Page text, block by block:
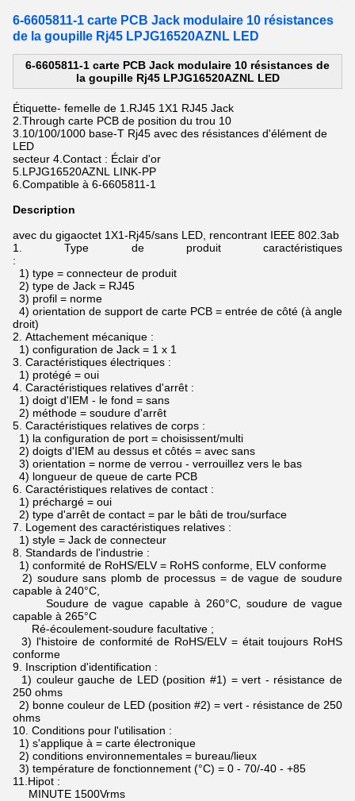
6-6605811-1 carte PCB Jack modulaire 10 résistances
de la goupille Rj45 LPJG16520AZNL LED
6-6605811-1 carte PCB Jack modulaire 10 résistances de
la goupille Rj45 LPJG16520AZNL LED
Étiquette- femelle de 1.RJ45 1X1 RJ45 Jack
2.Through carte PCB de position du trou 10
3.10/100/1000 base-T Rj45 avec des résistances d'élément de
LED
secteur 4.Contact : Éclair d'or
5.LPJG16520AZNL LINK-PP
6.Compatible à 6-6605811-1
Description
avec du gigaoctet 1X1-Rj45/sans LED, rencontrant IEEE 802.3ab
1.Type de produit caractéristiques
:
1) type = connecteur de produit
2) type de Jack = RJ45
3) profil = norme
4) orientation de support de carte PCB = entrée de côté (à angle
droit)
2. Attachement mécanique :
1) configuration de Jack = 1 x 1
3. Caractéristiques électriques :
1) protégé = oui
4. Caractéristiques relatives d'arrêt :
1) doigt d'IEM - le fond = sans
2) méthode = soudure d'arrêt
5. Caractéristiques relatives de corps :
1) la configuration de port = choisissent/multi
2) doigts d'IEM au dessus et côtés = avec sans
3) orientation = norme de verrou - verrouillez vers le bas
4) longueur de queue de carte PCB
6. Caractéristiques relatives de contact :
1) préchargé = oui
2) type d'arrêt de contact = par le bâti de trou/surface
7. Logement des caractéristiques relatives :
1) style = Jack de connecteur
8. Standards de l'industrie :
1) conformité de RoHS/ELV = RoHS conforme, ELV conforme
2) soudure sans plomb de processus = de vague de soudure
capable à 240°C,
Soudure de vague capable à 260°C, soudure de vague
capable à 265°C
Ré-écoulement-soudure facultative ;
3) l'histoire de conformité de RoHS/ELV = était toujours RoHS
conforme
9. Inscription d'identification :
1) couleur gauche de LED (position #1) = vert - résistance de
250 ohms
2) bonne couleur de LED (position #2) = vert - résistance de 250
ohms
10. Conditions pour l'utilisation :
1) s'applique à = carte électronique
2) conditions environnementales = bureau/lieux
3) température de fonctionnement (°C) = 0 - 70/-40 - +85
11.Hipot :
MINUTE 1500Vrms